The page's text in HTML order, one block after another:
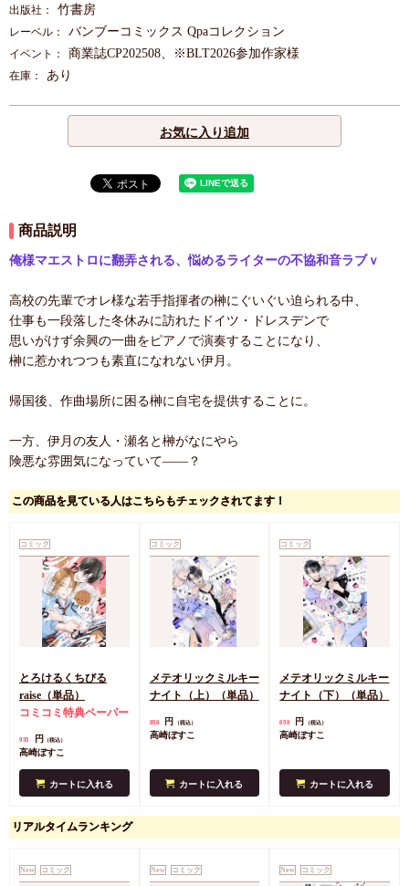
出版社： 竹書房
レーベル： バンブーコミックス Qpaコレクション
イベント： 商業誌CP202508、※BLT2026参加作家様
在庫： あり
お気に入り追加
商品説明
俺様マエストロに翻弄される、悩めるライターの不協和音ラブｖ
高校の先輩でオレ様な若手指揮者の榊にぐいぐい迫られる中、
仕事も一段落した冬休みに訪れたドイツ・ドレスデンで
思いがけず余興の一曲をピアノで演奏することになり、
榊に惹かれつつも素直になれない伊月。
帰国後、作曲場所に困る榊に自宅を提供することに。
一方、伊月の友人・瀬名と榊がなにやら
険悪な雰囲気になっていて――？
この商品を見ている人はこちらもチェックされてます！
コミック
とろけるくちびる
raise（単品）
コミコミ特典ペーパー
935 円 （税込）
高崎ぼすこ
カートに入れる
コミック
メテオリックミルキー
ナイト（上）（単品）
858 円 （税込）
高崎ぼすこ
カートに入れる
コミック
メテオリックミルキー
ナイト（下）（単品）
858 円 （税込）
高崎ぼすこ
カートに入れる
リアルタイムランキング
New コミック New コミック New コミック